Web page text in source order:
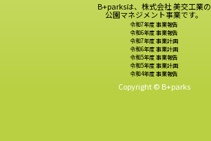
B+parksは、株式会社 美交工業の
公園マネジメント事業です。
令和7年度 事業報告
令和6年度 事業報告
令和7年度 事業計画
令和6年度 事業計画
令和5年度 事業報告
令和5年度 事業計画
令和4年度 事業報告
Copyright © B+parks